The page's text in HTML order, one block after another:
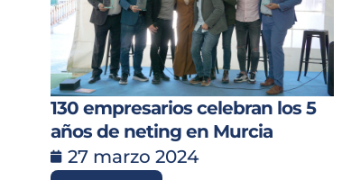
130 empresarios celebran los 5
años de neting en Murcia
27 marzo 2024